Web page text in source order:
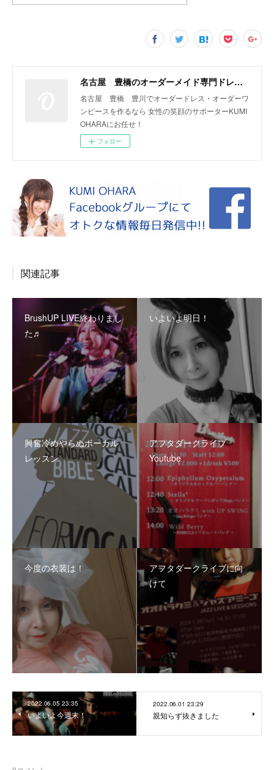
名古屋 豊橋のオーダーメイド専門ドレスデザイナー KUMI OHARA
名古屋 豊橋 豊川でオーダードレス・オーダーワ
ンピースを作るなら 女性の笑顔のサポーターKUMI
OHARAにお任せ！
フォロー
関連記事
BrushUP LIVE終わりまし
た♬
いよいよ明日！
興奮冷めやらぬボーカル
レッスン
アフタダークライブ
Youtube
今度の衣装は！
アフタダークライブに向
けて
2022.06.05 23:35
いよいよ今週末！
2022.06.01 23:29
親知らず抜きました